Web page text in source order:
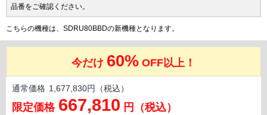
品番をご確認ください。
こちらの機種は、SDRU80BBDの新機種となります。
今だけ 60% OFF以上！
通常価格 1,677,830円（税込）
限定価格 667,810 円（税込）